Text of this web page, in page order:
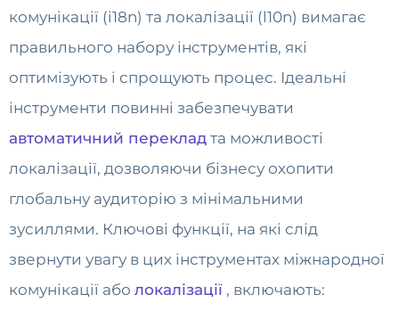
комунікації (i18n) та локалізації (l10n) вимагає
правильного набору інструментів, які
оптимізують і спрощують процес. Ідеальні
інструменти повинні забезпечувати
автоматичний переклад та можливості
локалізації, дозволяючи бізнесу охопити
глобальну аудиторію з мінімальними
зусиллями. Ключові функції, на які слід
звернути увагу в цих інструментах міжнародної
комунікації або локалізації , включають: